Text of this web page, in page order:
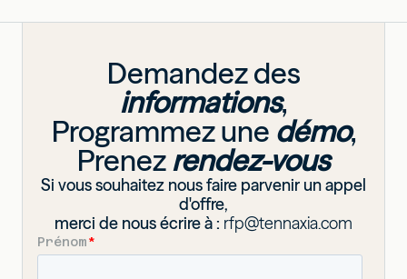
Demandez des
informations,
Programmez une démo,
Prenezrendez-vous
Si vous souhaitez nous faire parvenir un appel
d'offre,
merci de nous écrire à : rfp@tennaxia.com